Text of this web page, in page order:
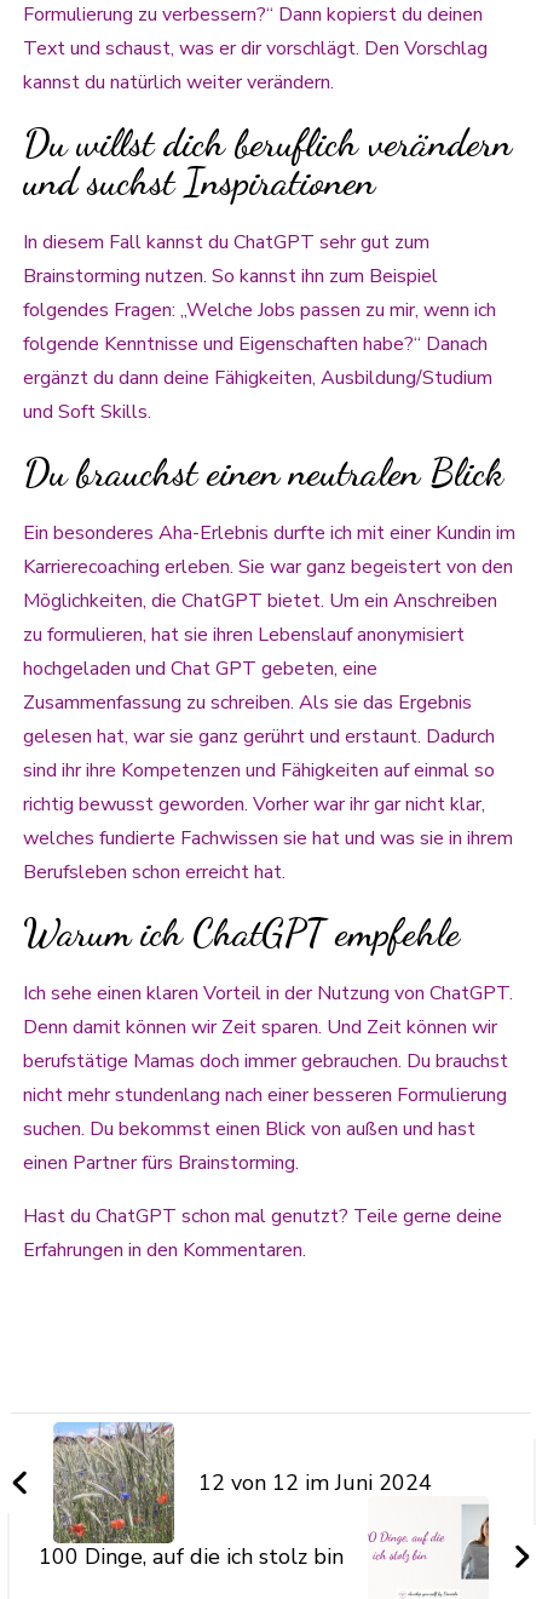
Formulierung zu verbessern?“ Dann kopierst du deinen
Text und schaust, was er dir vorschlägt. Den Vorschlag
kannst du natürlich weiter verändern.
Du willst dich beruflich verändern
und suchst Inspirationen
In diesem Fall kannst du ChatGPT sehr gut zum
Brainstorming nutzen. So kannst ihn zum Beispiel
folgendes Fragen: „Welche Jobs passen zu mir, wenn ich
folgende Kenntnisse und Eigenschaften habe?“ Danach
ergänzt du dann deine Fähigkeiten, Ausbildung/Studium
und Soft Skills.
Du brauchst einen neutralen Blick
Ein besonderes Aha-Erlebnis durfte ich mit einer Kundin im
Karrierecoaching erleben. Sie war ganz begeistert von den
Möglichkeiten, die ChatGPT bietet. Um ein Anschreiben
zu formulieren, hat sie ihren Lebenslauf anonymisiert
hochgeladen und Chat GPT gebeten, eine
Zusammenfassung zu schreiben. Als sie das Ergebnis
gelesen hat, war sie ganz gerührt und erstaunt. Dadurch
sind ihr ihre Kompetenzen und Fähigkeiten auf einmal so
richtig bewusst geworden. Vorher war ihr gar nicht klar,
welches fundierte Fachwissen sie hat und was sie in ihrem
Berufsleben schon erreicht hat.
Warum ich ChatGPT empfehle
Ich sehe einen klaren Vorteil in der Nutzung von ChatGPT.
Denn damit können wir Zeit sparen. Und Zeit können wir
berufstätige Mamas doch immer gebrauchen. Du brauchst
nicht mehr stundenlang nach einer besseren Formulierung
suchen. Du bekommst einen Blick von außen und hast
einen Partner fürs Brainstorming.
Hast du ChatGPT schon mal genutzt? Teile gerne deine
Erfahrungen in den Kommentaren.
12 von 12 im Juni 2024
100 Dinge, auf die ich stolz bin